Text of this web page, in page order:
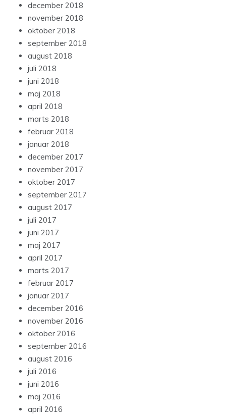
december 2018
november 2018
oktober 2018
september 2018
august 2018
juli 2018
juni 2018
maj 2018
april 2018
marts 2018
februar 2018
januar 2018
december 2017
november 2017
oktober 2017
september 2017
august 2017
juli 2017
juni 2017
maj 2017
april 2017
marts 2017
februar 2017
januar 2017
december 2016
november 2016
oktober 2016
september 2016
august 2016
juli 2016
juni 2016
maj 2016
april 2016